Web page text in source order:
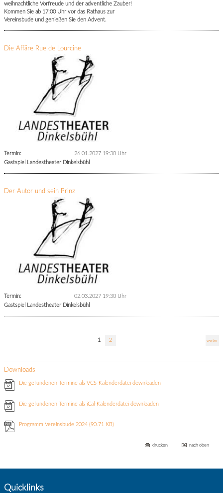
weihnachtliche Vorfreude und der adventliche Zauber!
Kommen Sie ab 17:00 Uhr vor das Rathaus zur
Vereinsbude und genießen Sie den Advent.
Die Affäre Rue de Lourcine
Termin:
26.01.2027 19:30 Uhr
Gastspiel Landestheater Dinkelsbühl
Der Autor und sein Prinz
Termin:
02.03.2027 19:30 Uhr
Gastspiel Landestheater Dinkelsbühl
1 2 weiter
Downloads
Die gefundenen Termine als VCS-Kalenderdatei downloaden
Die gefundenen Termine als iCal-Kalenderdatei downloaden
Programm Vereinsbude 2024(90.71 KB)
drucken nach oben
Quicklinks